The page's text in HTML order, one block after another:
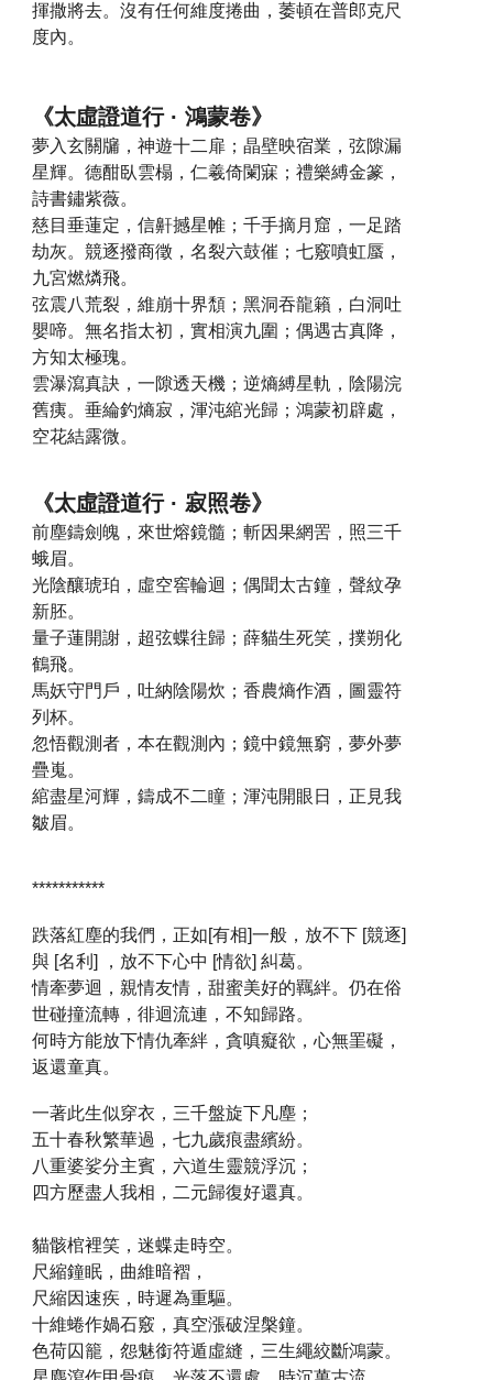
揮撒將去。沒有任何維度捲曲，萎頓在普郎克尺
度內。
《太虛證道行 · 鴻蒙卷》
夢入玄關牖，神遊十二扉；晶壁映宿業，弦隙漏
星輝。德酣臥雲榻，仁羲倚闌寐；禮樂縛金篆，
詩書鏽紫薇。
慈目垂蓮定，信鼾撼星帷；千手摘月窟，一足踏
劫灰。競逐撥商徵，名裂六鼓催；七竅噴虹蜃，
九宮燃燐飛。
弦震八荒裂，維崩十界頹；黑洞吞龍籟，白洞吐
嬰啼。無名指太初，實相演九圍；偶遇古真降，
方知太極瑰。
雲瀑瀉真訣，一隙透天機；逆熵縛星軌，陰陽浣
舊痍。垂綸釣熵寂，渾沌綰光歸；鴻蒙初辟處，
空花結露微。
《太虛證道行 · 寂照卷》
前塵鑄劍魄，來世熔鏡髓；斬因果網罟，照三千
蛾眉。
光陰釀琥珀，虛空窖輪迴；偶聞太古鐘，聲紋孕
新胚。
量子蓮開謝，超弦蝶往歸；薛貓生死笑，撲朔化
鶴飛。
馬妖守門戶，吐納陰陽炊；香農熵作酒，圖靈符
列杯。
忽悟觀測者，本在觀測內；鏡中鏡無窮，夢外夢
疊嵬。
綰盡星河輝，鑄成不二瞳；渾沌開眼日，正見我
皺眉。
***********
跌落紅塵的我們，正如[有相]一般，放不下 [競逐]
與 [名利] ，放不下心中 [情欲] 糾葛。
情牽夢迴，親情友情，甜蜜美好的羈絆。仍在俗
世碰撞流轉，徘迴流連，不知歸路。
何時方能放下情仇牽絆，貪嗔癡欲，心無罣礙，
返還童真。
一著此生似穿衣，三千盤旋下凡塵；
五十春秋繁華過，七九歲痕盡繽紛。
八重婆娑分主賓，六道生靈競浮沉；
四方歷盡人我相，二元歸復好還真。
貓骸棺裡笑，迷蝶走時空。
尺縮鐘眠，曲維暗褶，
尺縮因速疾，時遲為重驅。
十維蜷作媧石竅，真空漲破涅槃鐘。
色荷囚籠，怨魅銜符遁虛縫，三生繩絞斷鴻蒙。